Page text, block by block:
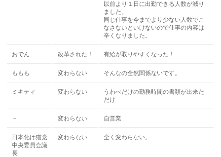
以前より１日に出勤できる人数が減り
ました。
同じ仕事を今までより少ない人数でこ
なさないといけないので仕事の内容は
辛くなりました。
おでん 改革された！ 有給が取りやすくなった！
ももも 変わらない そんなの全然関係ないです。
ミキティ 変わらない
うわべだけの勤務時間の書類が出来た
だけ
－ 変わらない 自営業
日本化け猫党
中央委員会議
長
変わらない 全く変わらない。